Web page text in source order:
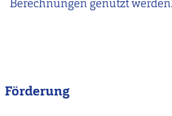
Berechnungen genutzt werden.
Förderung